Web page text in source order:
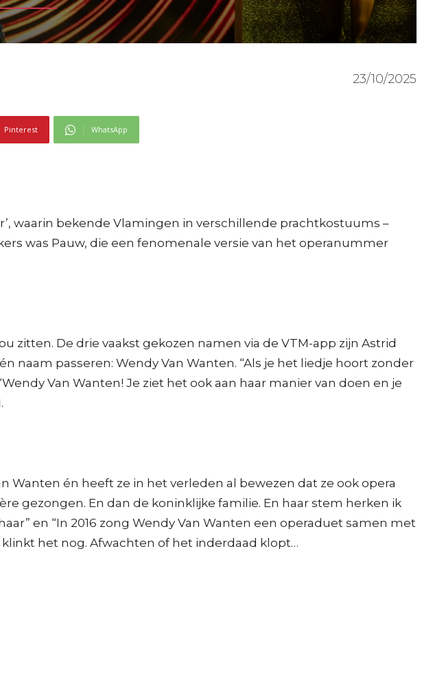
23/10/2025
Pinterest WhatsApp
waarin bekende Vlamingen in verschillende prachtkostuums –
was Pauw, die een fenomenale versie van het operanummer
De drie vaakst gekozen namen via de VTM-app zijn Astrid
naam passeren: Wendy Van Wanten. “Als je het liedje hoort zonder
Van Wanten! Je ziet het ook aan haar manier van doen en je
én heeft ze in het verleden al bewezen dat ze ook opera
gezongen. En dan de koninklijke familie. En haar stem herken ik
en “In 2016 zong Wendy Van Wanten een operaduet samen met
klinkt het nog. Afwachten of het inderdaad klopt…